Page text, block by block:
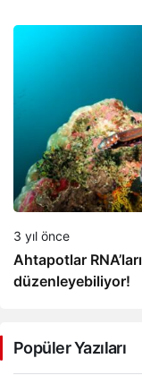
3 yıl önce
Ahtapotlar
düzenleyebiliyor!
Popüler Yazıları